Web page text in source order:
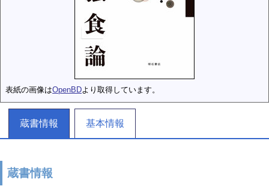
表紙の画像はOpenBDより取得しています。
蔵書情報 基本情報
蔵書情報